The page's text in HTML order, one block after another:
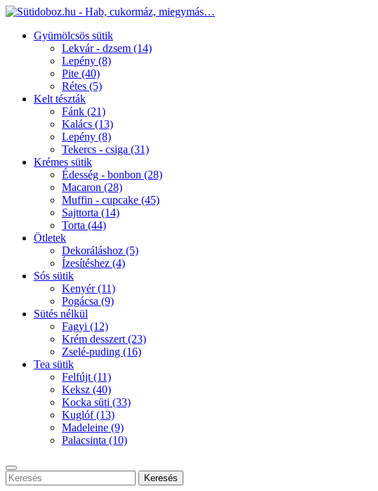
Gyümölcsös sütik
Lekvár - dzsem (14)
Lepény (8)
Pite (40)
Rétes (5)
Kelt tészták
Fánk (21)
Kalács (13)
Lepény (8)
Tekercs - csiga (31)
Krémes sütik
Édesség - bonbon (28)
Macaron (28)
Muffin - cupcake (45)
Sajttorta (14)
Torta (44)
Ötletek
Dekoráláshoz (5)
Ízesítéshez (4)
Sós sütik
Kenyér(11)
Pogácsa (9)
Sütés nélkül
Fagyi (12)
Krém desszert (23)
Zselé-puding (16)
Tea sütik
Felfújt (11)
Keksz (40)
Kocka süti (33)
Kuglóf(13)
Madeleine (9)
Palacsinta (10)
Keresés